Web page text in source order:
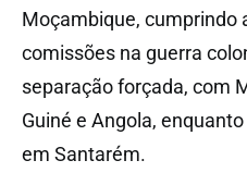
Moçambique, cumprindo
comissões na guerra
separação forçada, com
Guiné e Angola,
em Santarém.